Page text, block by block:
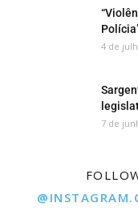
4 de
7 de